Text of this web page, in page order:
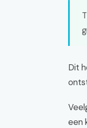
Dit
een